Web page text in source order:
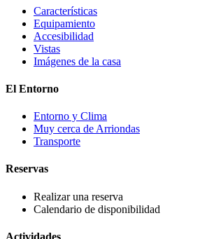
Características
Equipamiento
Accesibilidad
Vistas
Imágenes de la casa
El Entorno
Entorno y Clima
Muy cerca de Arriondas
Transporte
Reservas
Realizar una reserva
Calendario de disponibilidad
Actividades